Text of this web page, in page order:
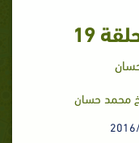
19
محمد حسان